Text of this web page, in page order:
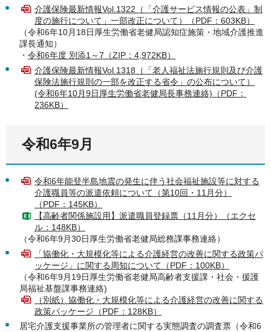
介護保険最新情報Vol.1322（「介護サービス情報の公表」制
度の施行について」一部改正について）（PDF：603KB）
（令和6年10月18日厚生労働省老健局認知症施策・地域介護推進
課長通知）
・ 令和6年度 別添1～7（ZIP：4,972KB）
介護保険最新情報Vol.1318（「老人福祉法施行規則及び介護
保険法施行規則の一部を改正する省令」の公布について）
(令和6年10月9日厚生労働省老健局長事務連絡)（PDF：
236KB）
令和6年9月
令和6年能登半島地震の発生に伴う社会福祉施設等に対する
介護職員等の派遣依頼について（第10回・11月分）
（PDF：145KB）
【高齢者関係施設用】派遣職員登録票（11月分）（エクセ
ル：148KB）
（令和6年9月30日厚生労働省老健局総務課事務連絡）
「協働化・大規模化等による介護経営の改善に関する政策パ
ッケージ」に関する周知について（PDF：100KB）
（令和6年9月19日厚生労働省老健局高齢者支援課・社会・援護
局福祉基盤課事務連絡)
（別紙）協働化・大規模化等による介護経営の改善に関する
政策パッケージ（PDF：128KB）
居宅介護支援事業所の管理者に関する実態調査の調査票（令和6